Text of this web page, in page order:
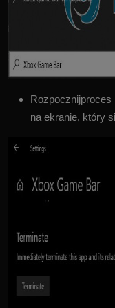
Rozpocznijproces
na ekranie, który